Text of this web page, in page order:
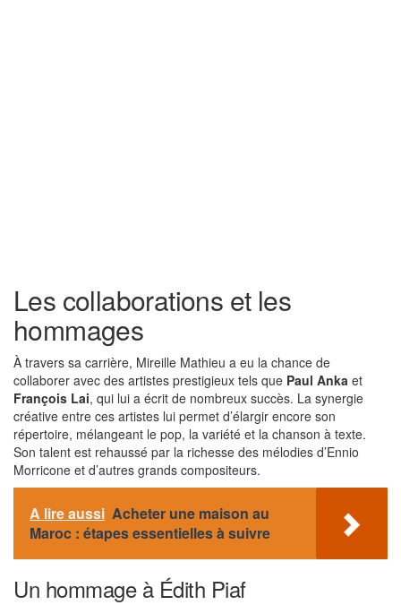
Les collaborations et les
hommages
À travers sa carrière, Mireille Mathieu a eu la chance de
collaborer avec des artistes prestigieux tels que Paul Anka et
François Lai, qui lui a écrit de nombreux succès. La synergie
créative entre ces artistes lui permet d’élargir encore son
répertoire, mélangeant le pop, la variété et la chanson à texte.
Son talent est rehaussé par la richesse des mélodies d’Ennio
Morricone et d’autres grands compositeurs.
A lire aussi Acheter une maison au
Maroc : étapes essentielles à suivre
Un hommage à Édith Piaf